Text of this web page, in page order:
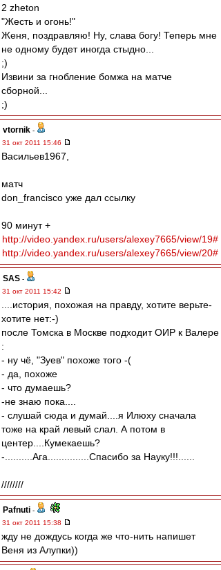
2 zheton
"Жесть и огонь!"
Женя, поздравляю! Ну, слава богу! Теперь мне
не одному будет иногда стыдно...
;)
Извини за гнобление бомжа на матче
сборной...
;)
vtornik -
31 окт 2011 15:46
Васильев1967,
матч
don_francisco уже дал ссылку
90 минут +
http://video.yandex.ru/users/alexey7665/view/19#
http://video.yandex.ru/users/alexey7665/view/20#
SAS -
31 окт 2011 15:42
....история, похожая на правду, хотите верьте-
хотите нет:-)
после Томска в Москве подходит ОИР к Валере
:
- ну чё, "Зуев" похоже того -(
- да, похоже
- что думаешь?
-не знаю пока....
- слушай сюда и думай....я Илюху сначала
тоже на край левый слал. А потом в
центер....Кумекаешь?
-..........Ага...............Спасибо за Науку!!!......
////////
Pafnuti -
31 окт 2011 15:38
жду не дождусь когда же что-нить напишет
Веня из Алупки))